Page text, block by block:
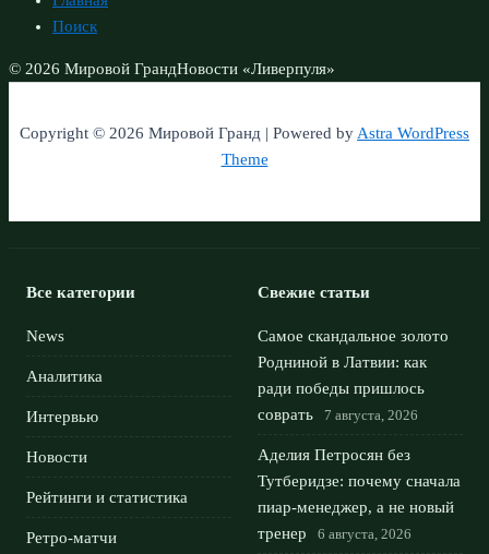
Поиск
© 2026 Мировой ГрандНовости «Ливерпуля»
Copyright © 2026 Мировой Гранд | Powered byAstra WordPress
Theme
Все категории
News
Аналитика
Интервью
Новости
Рейтинги и статистика
Ретро-матчи
Свежие статьи
Самое скандальное золото
Родниной в Латвии: как
ради победы пришлось
соврать
7 августа, 2026
Аделия Петросян без
Тутберидзе: почему сначала
пиар-менеджер, а не новый
тренер
6 августа, 2026